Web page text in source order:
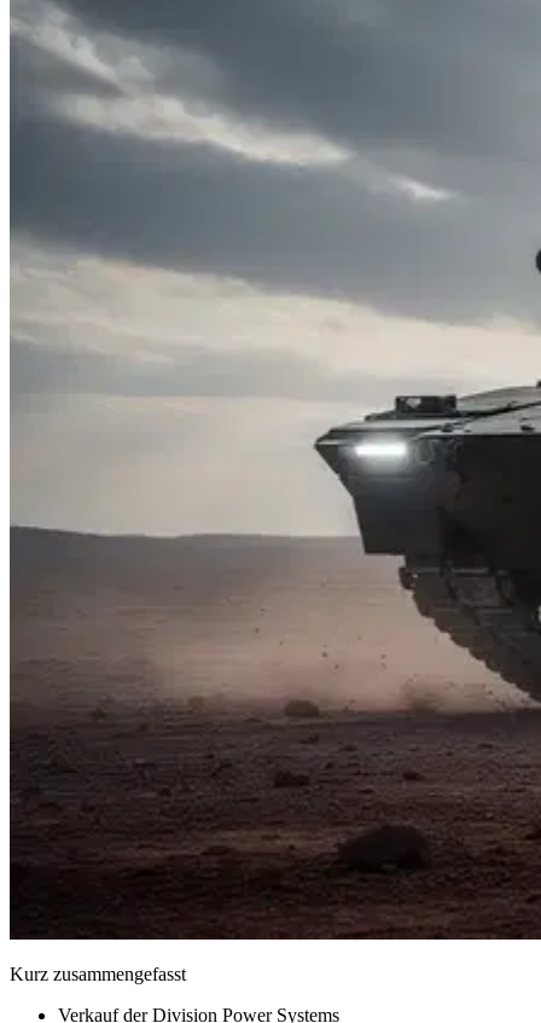
Kurz zusammengefasst
Verkauf der Division Power Systems